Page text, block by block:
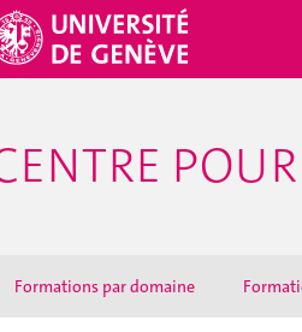
Formations par domaine